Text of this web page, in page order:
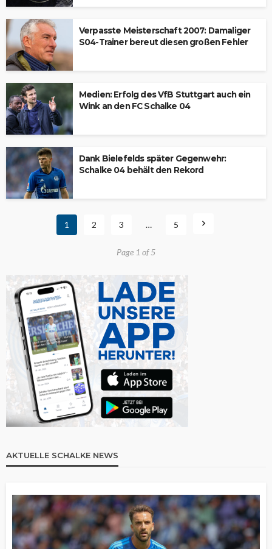
Verpasste Meisterschaft 2007: Damaliger
S04-Trainer bereut diesen großen Fehler
Medien: Erfolg des VfB Stuttgart auch ein
Wink an den FC Schalke 04
Dank Bielefelds später Gegenwehr:
Schalke 04 behält den Rekord
1 2 3 … 5
Page 1 of 5
AKTUELLE SCHALKE NEWS